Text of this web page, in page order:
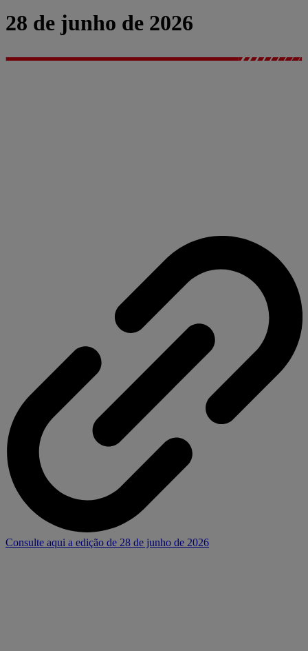
28 de junho de 2026
Consulte aqui a edição de 28 de junho de 2026